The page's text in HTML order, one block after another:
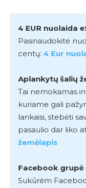
4 EUR nuolaida
Pasinaudokite
centų: 4 Eur
Aplankytų šalių
Tai nemokamas
kuriame gali
lankaisi, stebėti
pasaulio dar liko
žemėlapis
Facebook
Sukūrėm